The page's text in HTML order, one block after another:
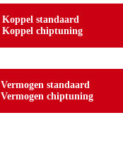
Koppel standaard
Koppel chiptuning
Vermogen standaard
Vermogen chiptuning